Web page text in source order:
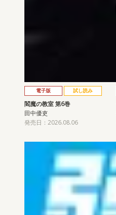
電子版 試し読み
閻魔の教室 第6巻
田中優吏
発売日：2026.08.06